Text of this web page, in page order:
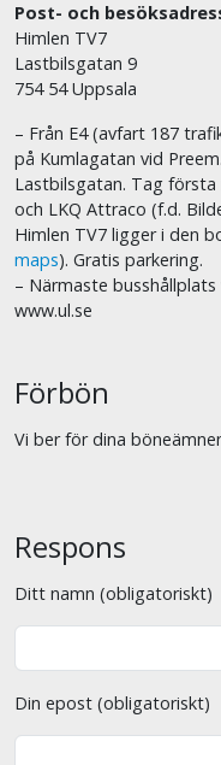
Post- och
Himlen TV7
Lastbilsgatan 9
754 54 Uppsala
– Från E4 (avfart 187
på Kumlagatan vid
Lastbilsgatan. Tag
och LKQ Attraco (f.d.
Himlen TV7 ligger i den
maps). Gratis parkering.
– Närmaste
www.ul.se
Förbön
Vi ber för dina
Respons
Ditt namn (obligatoriskt)
Din epost (obligatoriskt)